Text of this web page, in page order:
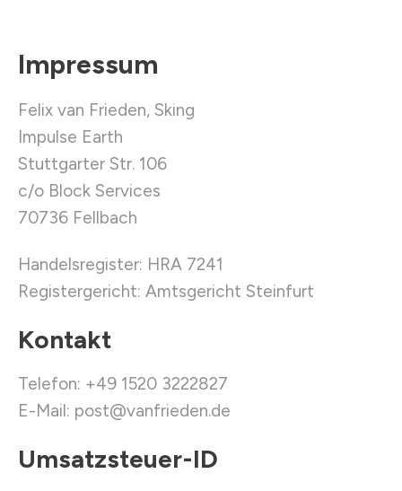
Impressum
Felix van Frieden, Sking
Impulse Earth
Stuttgarter Str. 106
c/o Block Services
70736 Fellbach
Handelsregister: HRA 7241
Registergericht: Amtsgericht Steinfurt
Kontakt
Telefon: +49 1520 3222827
E-Mail: post@vanfrieden.de
Umsatzsteuer-ID